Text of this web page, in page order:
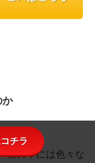
ビスはこちら
か
世の中には色々な
チラ